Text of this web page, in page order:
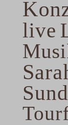
live